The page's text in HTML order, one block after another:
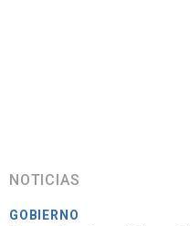
NOTICIAS
GOBIERNO